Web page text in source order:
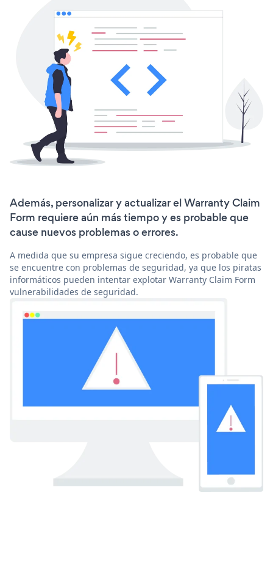
Además, personalizar y actualizar el Warranty Claim
Form requiere aún más tiempo y es probable que
cause nuevos problemas o errores.
A medida que su empresa sigue creciendo, es probable que
se encuentre con problemas de seguridad, ya que los piratas
informáticos pueden intentar explotar Warranty Claim Form
vulnerabilidades de seguridad.